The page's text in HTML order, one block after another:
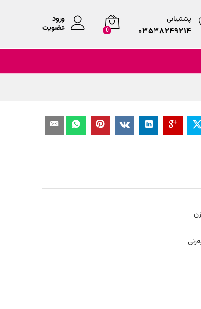
پشتیبانی
۰۳۵۳۸۲۴۹۲۱۴ 0
ورود
عضویت